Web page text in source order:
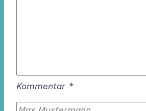
Kommentar *